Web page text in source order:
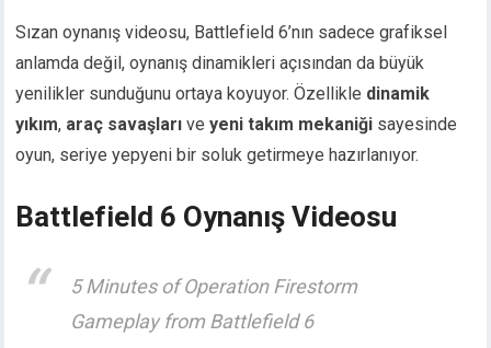
Sızan oynanış videosu, Battlefield 6’nın sadece grafiksel
anlamda değil, oynanış dinamikleri açısından da büyük
yenilikler sunduğunu ortaya koyuyor. Özellikle dinamik
yıkım, araç savaşları veyeni takım mekaniği sayesinde
oyun, seriye yepyeni bir soluk getirmeye hazırlanıyor.
Battlefield 6 Oynanış Videosu
5 Minutes of Operation Firestorm
Gameplay from Battlefield 6